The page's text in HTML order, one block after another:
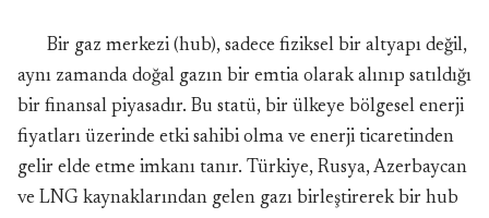
Bir gaz merkezi (hub), sadece fiziksel bir altyapı değil,
aynı zamanda doğal gazın bir emtia olarak alınıp satıldığı
bir finansal piyasadır. Bu statü, bir ülkeye bölgesel enerji
fiyatları üzerinde etki sahibi olma ve enerji ticaretinden
gelir elde etme imkanı tanır. Türkiye, Rusya, Azerbaycan
ve LNG kaynaklarından gelen gazı birleştirerek bir hub